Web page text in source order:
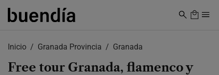
Skip
Inicio Granada Provincia Granada
Free tour Granada, flamenco y